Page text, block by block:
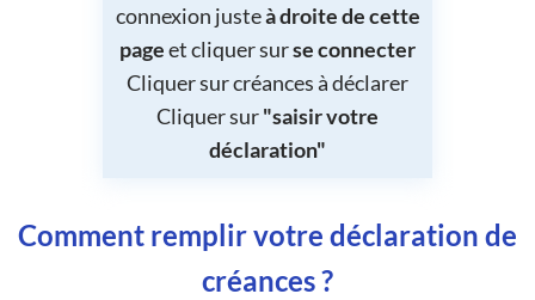
connexion justeà droite de cette
pageet cliquer surse connecter
Cliquer sur créances à déclarer
Cliquer sur"saisir votre
déclaration"
Comment remplir votre déclaration de
créances ?